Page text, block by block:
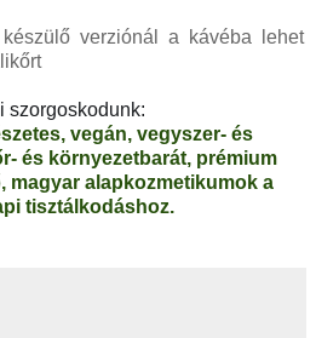
verziónál a kávéba lehet
szorgoskodunk:
vegán, vegyszer- és
és környezetbarát, prémium
magyar alapkozmetikumok a
tisztálkodáshoz.